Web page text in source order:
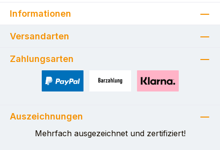
Informationen
Versandarten
Zahlungsarten
Auszeichnungen
Mehrfach ausgezeichnet und zertifiziert!